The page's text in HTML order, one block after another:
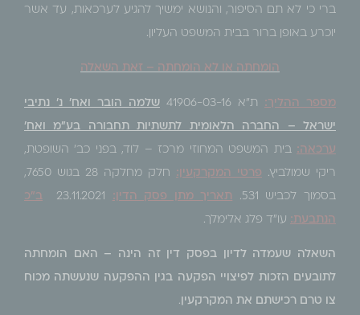
ברי כי לא תם הסיפור, והנושא ימשיך להגיע לערכאות, עד אשר
יוכרע באופן ברור בבית המשפט העליון.
הומחתה או לא הומחתה – זאת השאלה
מספר ההליך: ת"א 41906-03-16 שלמה הובר ואח' נ' נתיבי
ישראל – החברה הלאומית לתשתיות תחבורה בע"מ ואח'
ערכאה: בית המשפט המחוזי מרכז – לוד, בפני כב' השופטת,
ריקי שמולביץ. פרטי המקרקעין: חלק מחלקה 28 בגוש 7650,
בסמוך לכביש 531. תאריך מתן פסק הדין: ב"כ
הנתבעת: עו"ד פלג אלימלך.
השאלה שעמדה לדיון בפסק דין זה הינה – האם הומחתה
לתובעים הזכות לפיצויי הפקעה בגין ההפקעה שנעשתה מכוח
צו טרם רכישתם את המקרקעין .